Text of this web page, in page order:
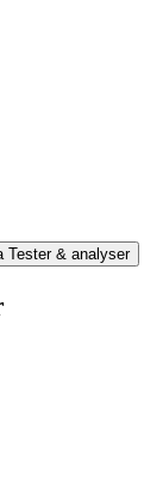
Tester & analyser